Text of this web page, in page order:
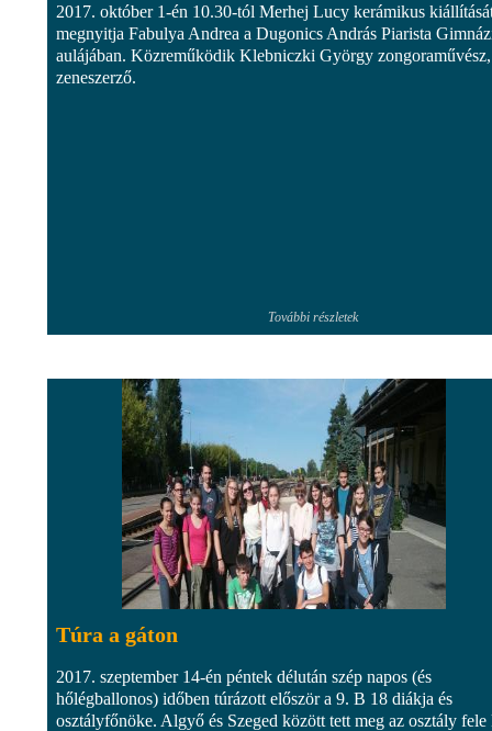
2017. október 1-én 10.30-tól Merhej Lucy kerámikus
megnyitja Fabulya Andrea a Dugonics András Piarista
aulájában. Közreműködik Klebniczki György zongoraművész,
zeneszerző.
További részletek
Túra a gáton
2017. szeptember 14-én péntek délután szép napos (és
hőlégballonos) időben túrázott először a 9. B 18 diákja és
osztályfőnöke. Algyő és Szeged között tett meg az osztály fele